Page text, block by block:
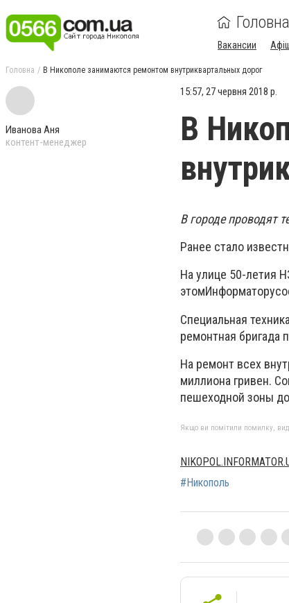
Головна
Вакансии
Головна В Никополе занимаются ремонтом внутриквартальных дорог
Иванова Аня
контент-менеджер
15:57, 27 червня 2018 р.
В
В городе проводят
Ранее стало
На улице 50-летия
Специальная
ремонтная бригада
На ремонт всех
миллиона гривен.
пешеходной зоны
Якщо ви помітили помилку,
#Никополь